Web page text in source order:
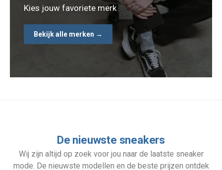
Kies jouw favoriete merk
Bekijk alle merken →
De nieuwste sneakers
Wij zijn altijd op zoek voor jou naar de laatste sneaker
mode. De nieuwste modellen en de beste prijzen ontdek